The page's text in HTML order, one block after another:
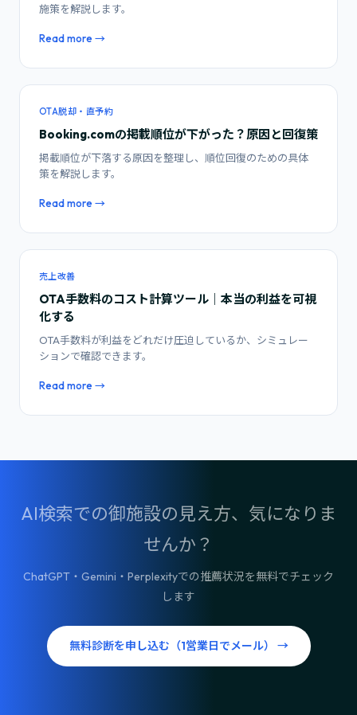
施策を解説します。
Read more →
OTA脱却・直予約
Booking.comの掲載順位が下がった？原因と回復策
掲載順位が下落する原因を整理し、順位回復のための具体
策を解説します。
Read more →
売上改善
OTA手数料のコスト計算ツール｜本当の利益を可視
化する
OTA手数料が利益をどれだけ圧迫しているか、シミュレー
ションで確認できます。
Read more →
AI検索での御施設の見え方、気になりま
せんか？
ChatGPT・Gemini・Perplexityでの推薦状況を無料でチェック
します
無料診断を申し込む（1営業日でメール） →